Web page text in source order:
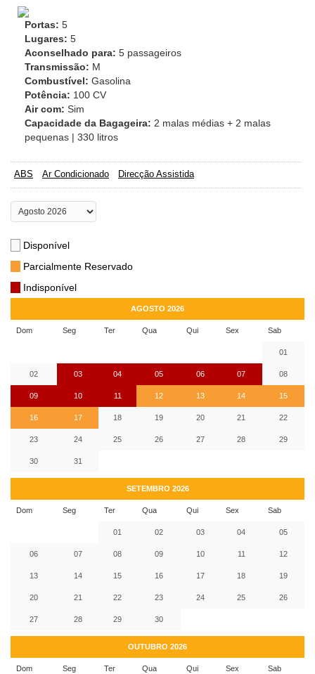
Portas: 5
Lugares: 5
Aconselhado para: 5 passageiros
Transmissão: M
Combustível: Gasolina
Potência: 100 CV
Air com: Sim
Capacidade da Bagageira: 2 malas médias + 2 malas
pequenas | 330 litros
ABS Ar Condicionado Direcção Assistida
Disponível
Parcialmente Reservado
Indisponível
AGOSTO 2026
Dom Seg Ter Qua Qui Sex Sab
01
02 03 04 05 06 07 08
09 10 11 12 13 14 15
16 17 18 19 20 21 22
23 24 25 26 27 28 29
30 31
SETEMBRO 2026
Dom Seg Ter Qua Qui Sex Sab
01 02 03 04 05
06 07 08 09 10 11 12
13 14 15 16 17 18 19
20 21 22 23 24 25 26
27 28 29 30
OUTUBRO 2026
Dom Seg Ter Qua Qui Sex Sab